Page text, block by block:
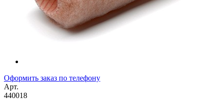
Оформить заказ по телефону
Арт.
440018